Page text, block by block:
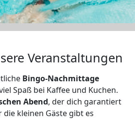
Veranstaltungen
Bingo-Nachmittage
Spaß bei Kaffee und Kuchen.
Abend, der dich garantiert
kleinen Gäste gibt es